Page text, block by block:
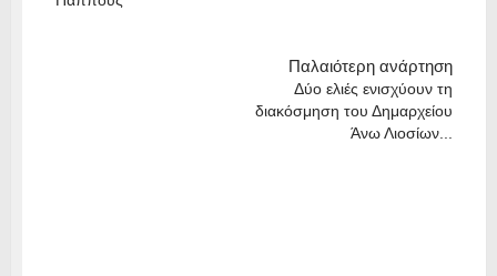
Παλαιότερη ανάρτηση
Δύο ελιές ενισχύουν τη
διακόσμηση του Δημαρχείου
Άνω Λιοσίων...